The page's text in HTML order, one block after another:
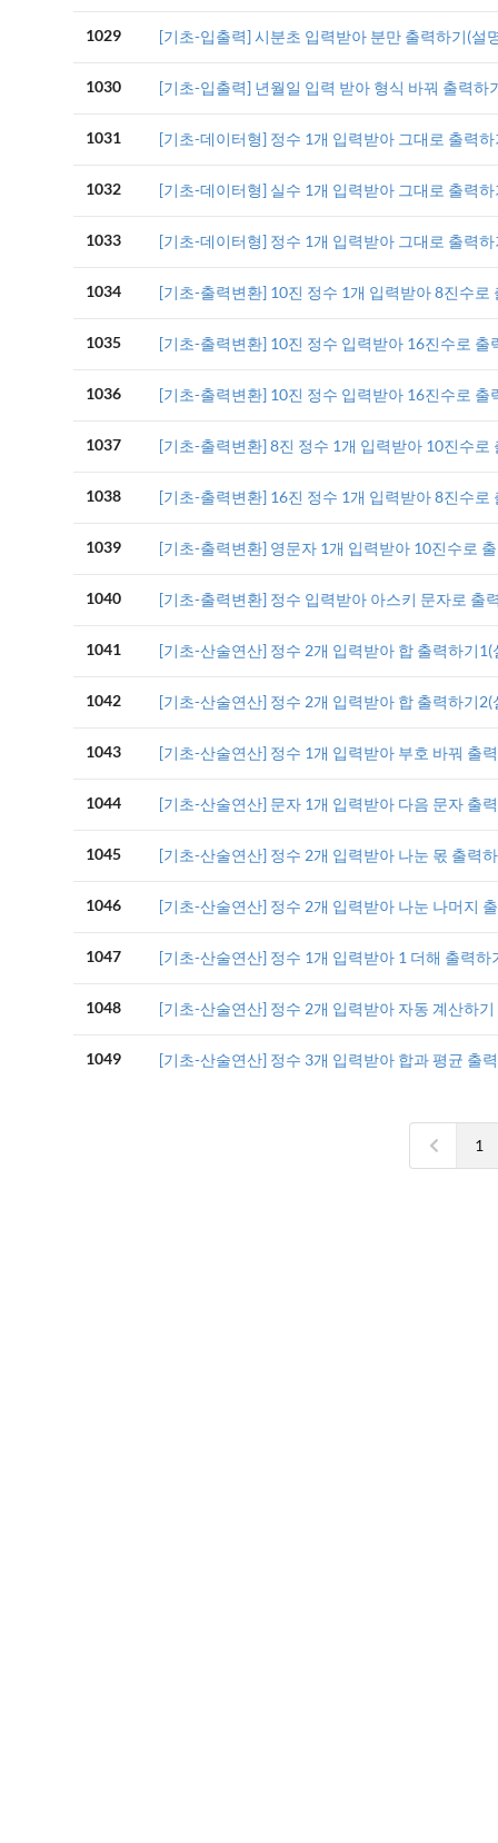
1029 [기초-입출력] 시분초 입력받아 분만 출력하기(설
1030 [기초-입출력] 년월일 입력 받아 형식 바꿔 출력하
1031 [기초-데이터형] 정수 1개 입력받아 그대로 출력
1032 [기초-데이터형] 실수 1개 입력받아 그대로 출력
1033 [기초-데이터형] 정수 1개 입력받아 그대로 출력
1034 [기초-출력변환] 10진 정수 1개 입력받아 8진수로
1035 [기초-출력변환] 10진 정수 입력받아 16진수로 출
1036 [기초-출력변환] 10진 정수 입력받아 16진수로 출
1037 [기초-출력변환] 8진 정수 1개 입력받아 10진수로
1038 [기초-출력변환] 16진 정수 1개 입력받아 8진수로
1039 [기초-출력변환] 영문자 1개 입력받아 10진수로
1040 [기초-출력변환] 정수 입력받아 아스키 문자로 출
1041 [기초-산술연산] 정수 2개 입력받아 합 출력하기1(
1042 [기초-산술연산] 정수 2개 입력받아 합 출력하기2(
1043 [기초-산술연산] 정수 1개 입력받아 부호 바꿔 출
1044 [기초-산술연산] 문자 1개 입력받아 다음 문자 출
1045 [기초-산술연산] 정수 2개 입력받아 나눈 몫 출력
1046 [기초-산술연산] 정수 2개 입력받아 나눈 나머지
1047 [기초-산술연산] 정수 1개 입력받아 1 더해 출력하
1048 [기초-산술연산] 정수 2개 입력받아 자동 계산하기
1049 [기초-산술연산] 정수 3개 입력받아 합과 평균 출
1